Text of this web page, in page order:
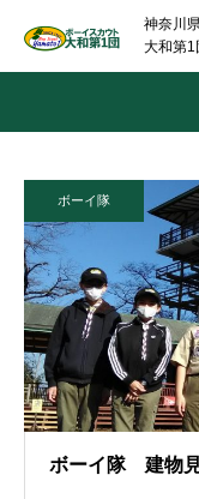
神奈川
大和第1
ボーイ隊
ボーイ隊 建物